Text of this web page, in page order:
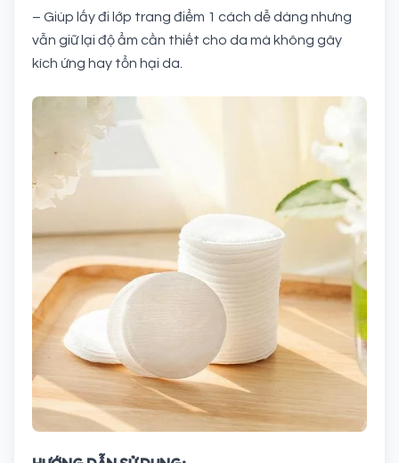
– Giúp lấy đi lớp trang điểm 1 cách dễ dàng nhưng
vẫn giữ lại độ ẩm cần thiết cho da mà không gây
kích ứng hay tổn hại da.